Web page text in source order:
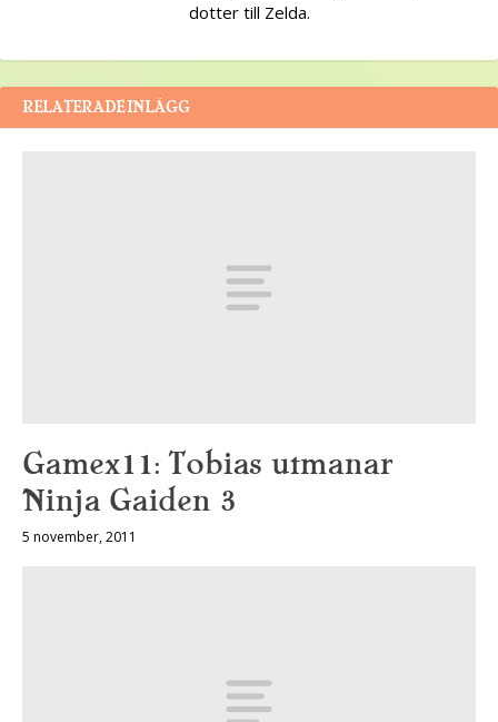
dotter till Zelda.
RELATERADE INLÄGG
Gamex11: Tobias utmanar
Ninja Gaiden 3
5 november, 2011